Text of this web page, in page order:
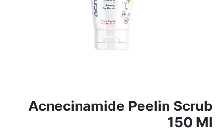
Acnecinamide Peelin Scrub
150 Ml